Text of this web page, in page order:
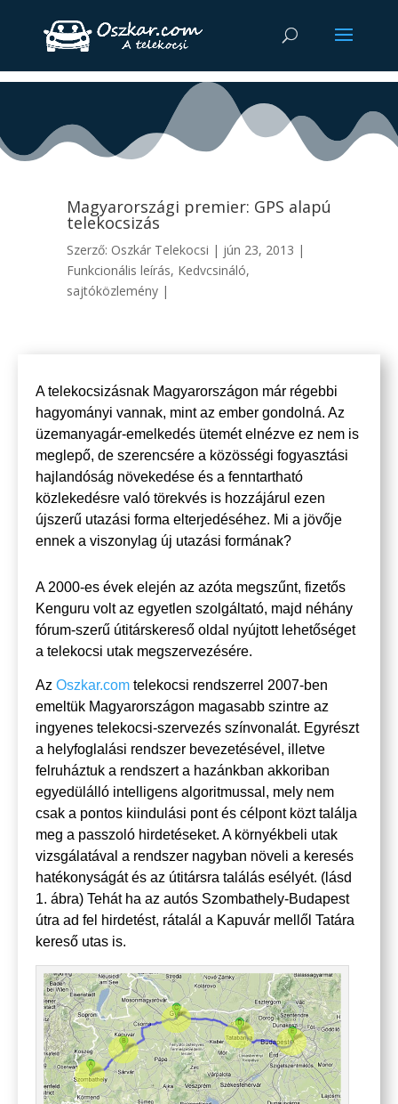
Magyarországi premier: GPS alapú
telekocsizás
Szerző: Oszkár Telekocsi | jún 23, 2013 |
Funkcionális leírás, Kedvcsináló,
sajtóközlemény|
A telekocsizásnak Magyarországon már régebbi
hagyományi vannak, mint az ember gondolná. Az
üzemanyagár-emelkedés ütemét elnézve ez nem is
meglepő, de szerencsére a közösségi fogyasztási
hajlandóság növekedése és a fenntartható
közlekedésre való törekvés is hozzájárul ezen
újszerű utazási forma elterjedéséhez. Mi a jövője
ennek a viszonylag új utazási formának?
A 2000-es évek elején az azóta megszűnt, fizetős
Kenguru volt az egyetlen szolgáltató, majd néhány
fórum-szerű útitárskereső oldal nyújtott lehetőséget
a telekocsi utak megszervezésére.
Az Oszkar.comtelekocsi rendszerrel 2007-ben
emeltük Magyarországon magasabb szintre az
ingyenes telekocsi-szervezés színvonalát. Egyrészt
a helyfoglalási rendszer bevezetésével, illetve
felruháztuk a rendszert a hazánkban akkoriban
egyedülálló intelligens algoritmussal, mely nem
csak a pontos kiindulási pont és célpont közt találja
meg a passzoló hirdetéseket. A környékbeli utak
vizsgálatával a rendszer nagyban növeli a keresés
hatékonyságát és az útitársra találás esélyét. (lásd
1. ábra) Tehát ha az autós Szombathely-Budapest
útra ad fel hirdetést, rátalál a Kapuvár mellől Tatára
kereső utas is.